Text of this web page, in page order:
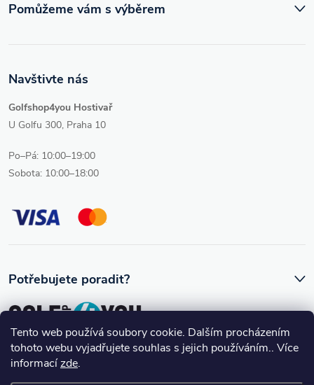
Tento web používá soubory cookie. Dalším procházením
tohoto webu vyjadřujete souhlas s jejich používáním.. Více
informacízde.
Navštivte nás
Golfshop4you Hostivař
U Golfu 300, Praha 10
Po–Pá: 10:00–19:00
Sobota: 10:00–18:00
Pomůžeme vám s výběrem
Potřebujete poradit?
Ozve se vám skutečný člověk, který golfovému vybavení rozumí.